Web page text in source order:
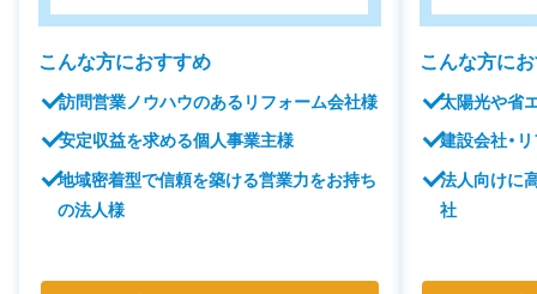
こんな方におすすめ
訪問営業ノウハウのあるリフォーム会社様
安定収益を求める個人事業主様
地域密着型で信頼を築ける営業力をお持ち
の法人様
こんな方に
太陽光や省
建設会社・
法人向けに
社